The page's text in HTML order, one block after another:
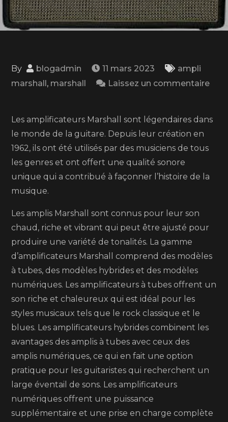
By blogadmin 11 mars 2023
ampli
marshall, marshall
Laissez un commentaire
et
Réponses
sur
l’Ampli
Guitare
Marshall
Les amplificateurs Marshall sont légendaires dans
le monde de la guitare. Depuis leur création en
1962, ils ont été utilisés par des musiciens de tous
les genres et ont offert une qualité sonore
unique qui a contribué à façonner l’histoire de la
musique.
Les amplis Marshall sont connus pour leur son
chaud, riche et vibrant qui peut être ajusté pour
produire une variété de tonalités. La gamme
d’amplificateurs Marshall comprend des modèles
à tubes, des modèles hybrides et des modèles
numériques. Les amplificateurs à tubes offrent un
son riche et chaleureux qui est idéal pour les
styles musicaux tels que le rock classique et le
blues. Les amplificateurs hybrides combinent les
avantages des amplis à tubes avec ceux des
amplis numériques, ce qui en fait une option
pratique pour les guitaristes qui recherchent un
large éventail de sons. Les amplificateurs
numériques offrent une puissance
supplémentaire et une prise en charge complète